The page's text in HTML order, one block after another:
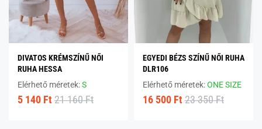
DIVATOS KRÉMSZÍNŰ NŐI
RUHA HESSA
Elérhető méretek:S
5 140 Ft 21 160 Ft
EGYEDI BÉZS SZÍNŰ NŐI RUHA
DLR106
Elérhető méretek:ONE SIZE
16 500 Ft 23 350 Ft